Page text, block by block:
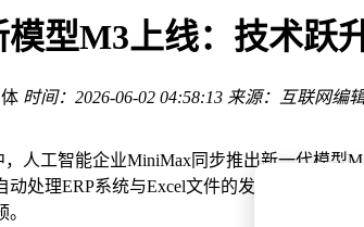
场学习好帮手，高效记录会议课堂信息无压力
盲约开启 阔折叠赛道再添强将 对标华为新机
型M3上线：技术跃
时间：2026-06-02 04:58:13 来源：互联网编
人工智能企业MiniMax同步推出新一代模型
动处理ERP系统与Excel文件的发票录入任务